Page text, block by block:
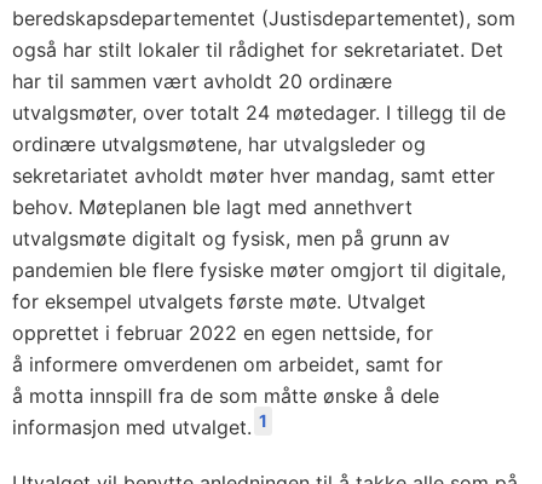
beredskapsdepartementet (Justisdepartementet), som
også har stilt lokaler til rådighet for sekretariatet. Det
har til sammen vært avholdt 20 ordinære
utvalgsmøter, over totalt 24 møtedager. I tillegg til de
ordinære utvalgsmøtene, har utvalgsleder og
sekretariatet avholdt møter hver mandag, samt etter
behov. Møteplanen ble lagt med annethvert
utvalgsmøte digitalt og fysisk, men på grunn av
pandemien ble flere fysiske møter omgjort til digitale,
for eksempel utvalgets første møte. Utvalget
opprettet i februar 2022 en egen nettside, for
å informere omverdenen om arbeidet, samt for
å motta innspill fra de som måtte ønske å dele
informasjon med utvalget. 1